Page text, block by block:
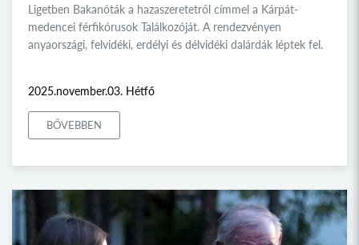
Ligetben Bakanóták a hazaszeretetről címmel a Kárpát-
medencei férfikórusok Találkozóját. A rendezvényen
anyaországi, felvidéki, erdélyi és délvidéki dalárdák léptek fel.
2025.november.03. Hétfő
BŐVEBBEN